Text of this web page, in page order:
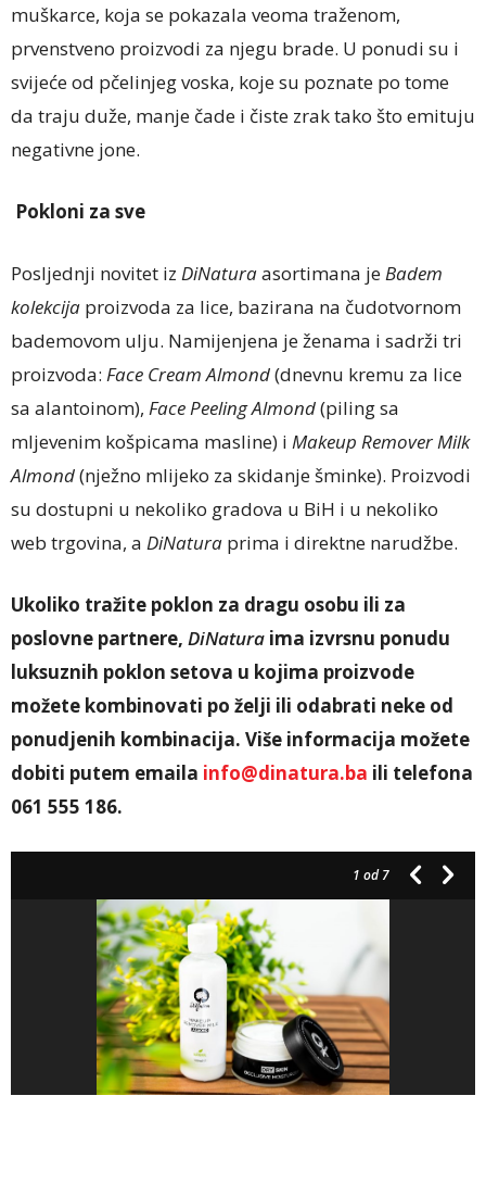
muškarce, koja se pokazala veoma traženom,
prvenstveno proizvodi za njegu brade. U ponudi su i
svijeće od pčelinjeg voska, koje su poznate po tome
da traju duže, manje čade i čiste zrak tako što emituju
negativne jone.
Pokloni za sve
Posljednji novitet iz DiNaturaasortimana jeBadem
kolekcija proizvoda za lice, bazirana na čudotvornom
bademovom ulju. Namijenjena je ženama i sadrži tri
proizvoda: Face Cream Almond(dnevnu kremu za lice
sa alantoinom), Face Peeling Almond(piling sa
mljevenim košpicama masline) i Makeup Remover Milk
Almond(nježno mlijeko za skidanje šminke). Proizvodi
su dostupni u nekoliko gradova u BiH i u nekoliko
web trgovina, a DiNatura prima i direktne narudžbe.
Ukoliko tražite poklon za dragu osobu ili za
poslovne partnere, DiNatura ima izvrsnu ponudu
luksuznih poklon setova u kojima proizvode
možete kombinovati po želji ili odabrati neke od
ponudjenih kombinacija. Više informacija možete
dobiti putem emaila info@dinatura.ba ili telefona
061 555 186.
1 od 7